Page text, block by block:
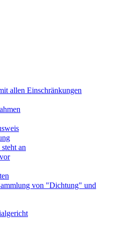
allen Einschränkungen
an
von "Dichtung" und